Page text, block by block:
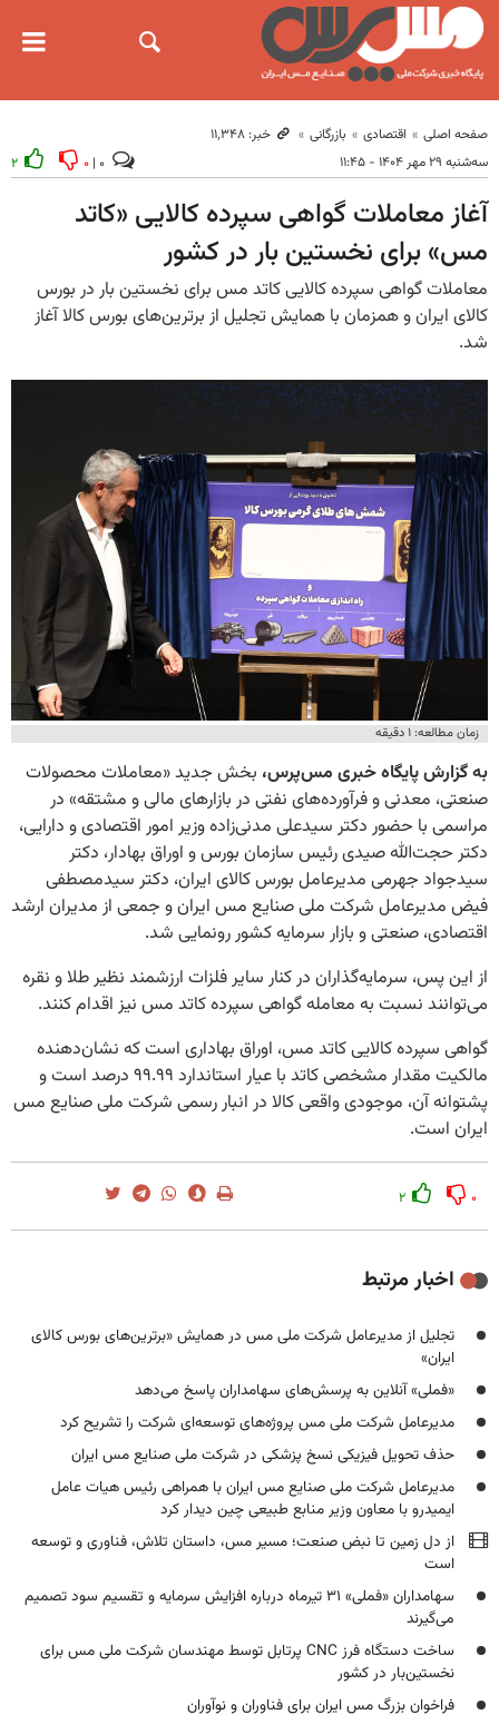
صفحه اصلی اقتصادی بازرگانی
خبر: ۱۱٬۳۴۸
سه‌شنبه ۲۹ مهر ۱۴۰۴ - ۱۱:۴۵
۰ ۲
آغاز معاملات گواهی سپرده کالایی «کاتد
مس» برای نخستین بار در کشور
زمان مطالعه: ۱ دقیقه
معاملات گواهی سپرده کالایی کاتد مس برای نخستین بار در بورس
کالای ایران و همزمان با همایش تجلیل از برترین‌های بورس کالا آغاز
شد.
به گزارش پایگاه خبری مس‌پرس، بخش جدید «معاملات محصولات
صنعتی، معدنی و فرآورده‌های نفتی در بازارهای مالی و مشتقه» در
مراسمی با حضور دکتر سیدعلی مدنی‌زاده وزیر امور اقتصادی و دارایی،
دکتر حجت‌الله صیدی رئیس سازمان بورس و اوراق بهادار، دکتر
سیدجواد جهرمی مدیرعامل بورس کالای ایران، دکتر سیدمصطفی
فیض مدیرعامل شرکت ملی صنایع مس ایران و جمعی از مدیران ارشد
اقتصادی، صنعتی و بازار سرمایه کشور رونمایی شد.
از این پس، سرمایه‌گذاران در کنار سایر فلزات ارزشمند نظیر طلا و نقره
می‌توانند نسبت به معامله گواهی سپرده کاتد مس نیز اقدام کنند.
گواهی سپرده کالایی کاتد مس، اوراق بهاداری است که نشان‌دهنده
مالکیت مقدار مشخصی کاتد با عیار استاندارد ۹۹.۹۹ درصد است و
پشتوانه آن، موجودی واقعی کالا در انبار رسمی شرکت ملی صنایع مس
ایران است.
۰ ۲
اخبار مرتبط
تجلیل از مدیرعامل شرکت ملی مس در همایش «برترین‌های بورس کالای
ایران»
«فملی» آنلاین به پرسش‌های سهامداران پاسخ می‌دهد
مدیرعامل شرکت ملی مس پروژه‌های توسعه‌ای شرکت را تشریح کرد
حذف تحویل فیزیکی نسخ پزشکی در شرکت ملی صنایع مس ایران
مدیرعامل شرکت ملی صنایع مس ایران با همراهی رئیس هیات عامل
ایمیدرو با معاون وزیر منابع طبیعی چین دیدار کرد
از دل زمین تا نبض صنعت؛ مسیر مس، داستان تلاش، فناوری و توسعه
است
سهامداران «فملی» ۳۱ تیرماه درباره افزایش سرمایه و تقسیم سود تصمیم
می‌گیرند
ساخت دستگاه فرز CNC پرتابل توسط مهندسان شرکت ملی مس برای
نخستین‌بار در کشور
فراخوان بزرگ مس ایران برای فناوران و نوآوران